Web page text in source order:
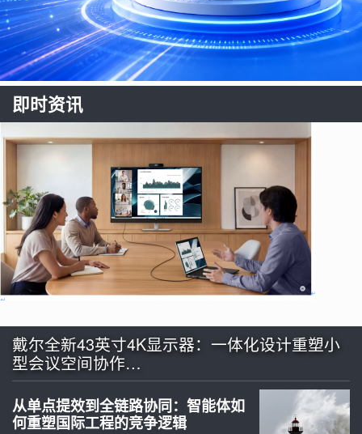
即时资讯
戴尔全新43英寸4K显示器：一体化设计重塑小
型会议空间协作…
从单点提效到全链路协同：智能体如
何重塑国际工程的竞争逻辑